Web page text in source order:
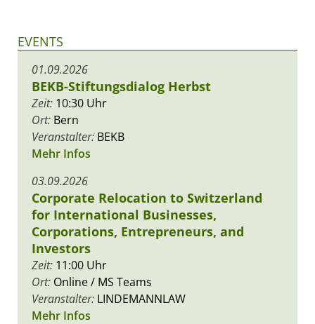
EVENTS
01.09.2026
BEKB-Stiftungsdialog Herbst
Zeit: 10:30 Uhr
Ort: Bern
Veranstalter: BEKB
Mehr Infos
03.09.2026
Corporate Relocation to Switzerland
for International Businesses,
Corporations, Entrepreneurs, and
Investors
Zeit: 11:00 Uhr
Ort: Online / MS Teams
Veranstalter: LINDEMANNLAW
Mehr Infos